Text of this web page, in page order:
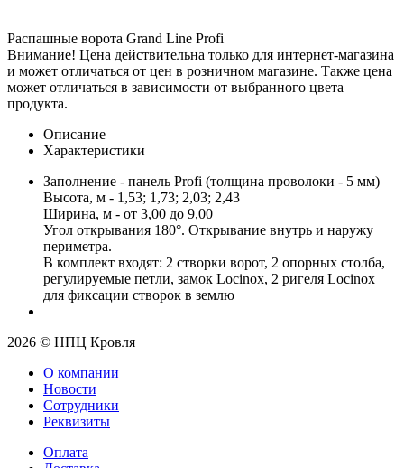
Распашные ворота Grand Line Profi
Внимание! Цена действительна только для интернет-магазина
и может отличаться от цен в розничном магазине. Также цена
может отличаться в зависимости от выбранного цвета
продукта.
Описание
Характеристики
Заполнение - панель Profi (толщина проволоки - 5 мм)
Высота, м - 1,53; 1,73; 2,03; 2,43
Ширина, м - от 3,00 до 9,00
Угол открывания 180°. Открывание внутрь и наружу
периметра.
В комплект входят: 2 створки ворот, 2 опорных столба,
регулируемые петли, замок Locinox, 2 ригеля Locinox
для фиксации створок в землю
2026 © НПЦ Кровля
О компании
Новости
Сотрудники
Реквизиты
Оплата